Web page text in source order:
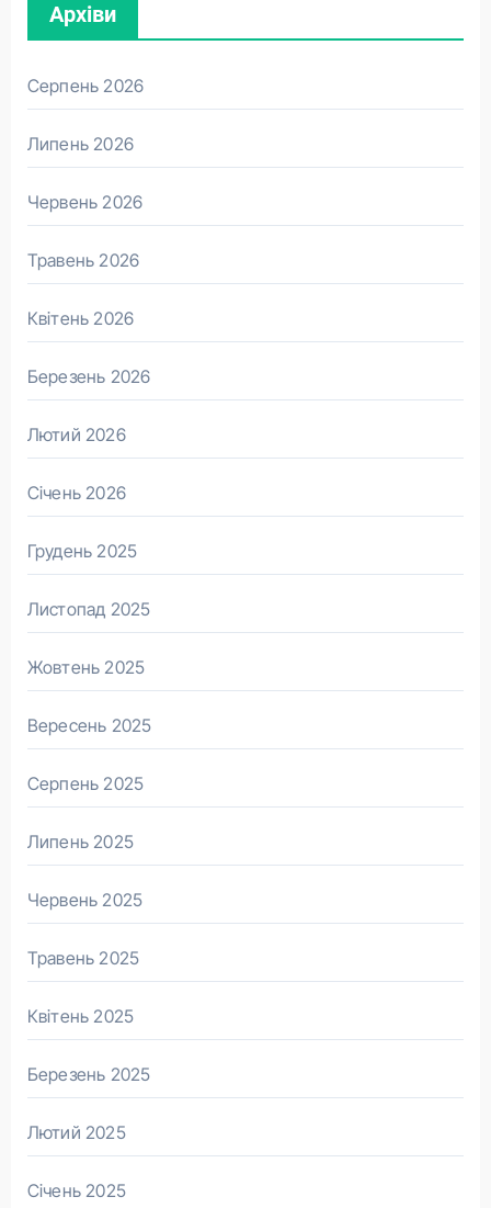
Архіви
Серпень 2026
Липень 2026
Червень 2026
Травень 2026
Квітень 2026
Березень 2026
Лютий 2026
Січень 2026
Грудень 2025
Листопад 2025
Жовтень 2025
Вересень 2025
Серпень 2025
Липень 2025
Червень 2025
Травень 2025
Квітень 2025
Березень 2025
Лютий 2025
Січень 2025